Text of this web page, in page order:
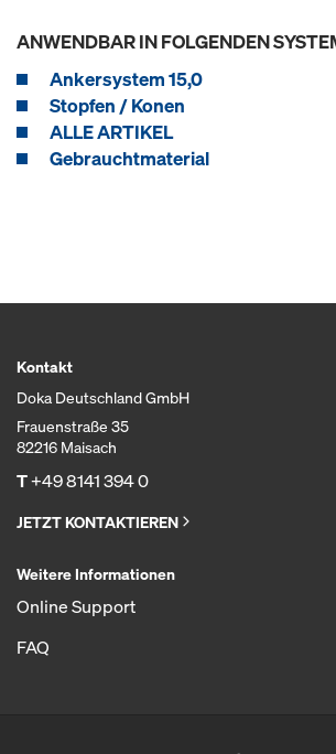
ANWENDBAR IN FOLGENDEN
Ankersystem 15,0
Stopfen / Konen
ALLE ARTIKEL
Gebrauchtmaterial
Kontakt
Doka Deutschland GmbH
Frauenstraße 35
82216 Maisach
T+49 8141 394 0
JETZT KONTAKTIEREN
Weitere Informationen
Online Support
FAQ